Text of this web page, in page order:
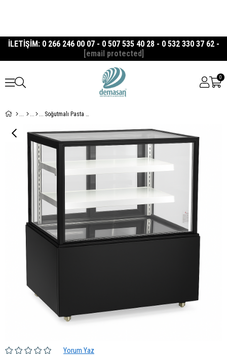
İLETİŞİM: 0 266 246 00 07 - 0 507 535 40 28 - 0 532 330 37 62 -
[email protected]
0
Soğutmalı Pasta Teşhir Dolabı, 390 L
Yorum Yaz